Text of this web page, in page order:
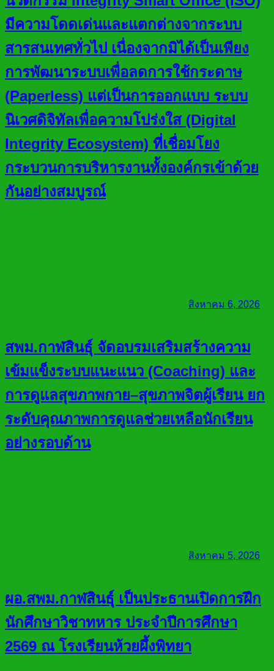
มีความโดดเด่นและแตกต่างจากระบบ
สารสนเทศทั่วไป เนื่องจากมิได้เป็นเพียง
การพัฒนาระบบเพื่อลดการใช้กระดาษ
(Paperless) แต่เป็นการออกแบบ ระบบ
นิเวศดิจิทัลเพื่อความโปร่งใส (Digital
Integrity Ecosystem) ที่เชื่อมโยง
กระบวนการบริหารงานทั้งองค์กรเข้าด้วย
กันอย่างสมบูรณ์
สิงหาคม 6, 2026
สพม.กาฬสินธุ์ จัดอบรมเสริมสร้างความ
เข้มแข็งระบบแนะแนว (Coaching) และ
การดูแลสุขภาพกาย–สุขภาพจิตผู้เรียน ยก
ระดับคุณภาพการดูแลช่วยเหลือนักเรียน
อย่างรอบด้าน
สิงหาคม 5, 2026
ผอ.สพม.กาฬสินธุ์ เป็นประธานเปิดการฝึก
นักศึกษาวิชาทหาร ประจำปีการศึกษา
2569 ณ โรงเรียนห้วยผึ้งพิทยา